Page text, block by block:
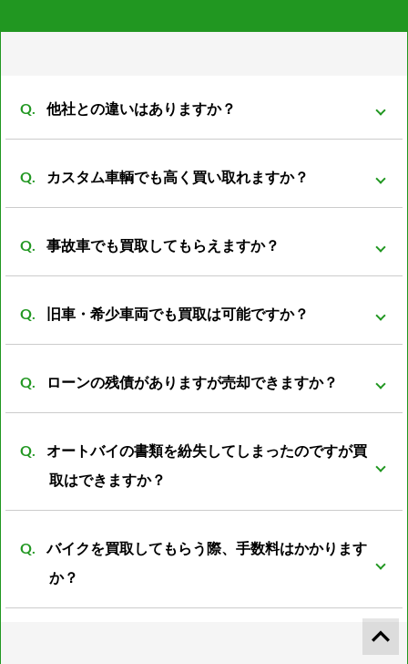
他社との違いはありますか？
もバイクの販売先がある為、 在庫を抱える事も無くコ
ストの削減が可能となっております。 その結果、買取
価格を高くさせていただく事が可能になっておりま
カスタム車輌でも高く買い取れますか？
反映される車両がほとんどです。 ノーマル部品とセッ
トの場合プラス評価しますが、ノーマルパーツが無い
状態ですとマイナス評価となる車両もあります。
事故車でも買取してもらえますか？
可能です。 一般的に廃車費用は8000～数万円かかると
言われています。 事故車を所有していても利用価値は
なく、処分する際には必ず廃車費用がかかります。 バ
旧車・希少車両でも買取は可能ですか？
たりと扱える会社が少ない為、売却が難しいとされて
います。 しかし弊社は経験豊富な査定員がいる為、安
心してご売却頂けるかと思います。
ローンの残債がありますが売却できますか？
たあとの残金をお振込みとさせて頂きます。
オートバイの書類を紛失してしまったのですが買
取はできますか？
済の書類の紛失の場合は再発行の際に廃車した際の日
時、ナンバープレートの番号、住所、名義人のお名前
が必須となります。 上記の4点がわからない場合廃車
書の再発行は不可となります。 書類の再発行が不可で
バイクを買取してもらう際、手数料はかかります
か？
通常のバイクであれば一切手数料は不要ですが、 お値
段が付けられないバイクや書類紛失したバイクのみ引keyboard_arrow_up